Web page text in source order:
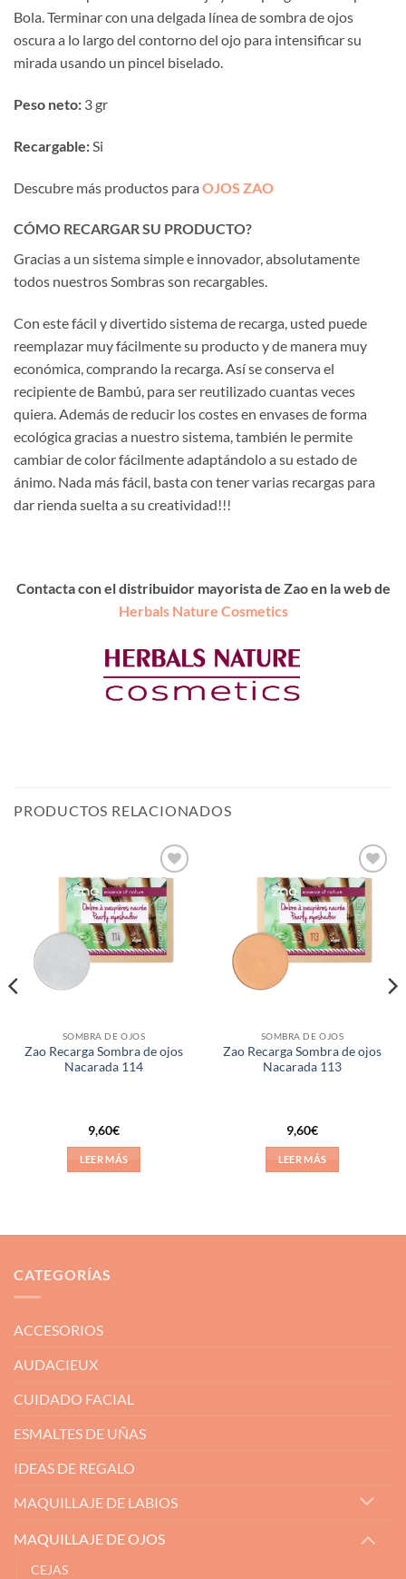
Bola. Terminar con una delgada línea de sombra de ojos
oscura a lo largo del contorno del ojo para intensificar su
mirada usando un pincel biselado.
Peso neto: 3 gr
Recargable:Si
Descubre más productos para OJOS ZAO
CÓMO RECARGAR SU PRODUCTO?
Gracias a un sistema simple e innovador, absolutamente
todos nuestros Sombras son recargables.
Con este fácil y divertido sistema de recarga, usted puede
reemplazar muy fácilmente su producto y de manera muy
económica, comprando la recarga. Así se conserva el
recipiente de Bambú, para ser reutilizado cuantas veces
quiera. Además de reducir los costes en envases de forma
ecológica gracias a nuestro sistema, también le permite
cambiar de color fácilmente adaptándolo a su estado de
ánimo. Nada más fácil, basta con tener varias recargas para
dar rienda suelta a su creatividad!!!
Contacta con el distribuidor mayorista de Zao en la web de
Herbals Nature Cosmetics
PRODUCTOS RELACIONADOS
Añadir
a la
lista de
deseos
SOMBRA DE OJOS
Zao Recarga Sombra de ojos
Nacarada 114
9,60€
LEER MÁS
Añadir
a la
lista de
deseos
SOMBRA DE OJOS
Zao Recarga Sombra de ojos
Nacarada 113
9,60€
LEER MÁS
CATEGORÍAS
ACCESORIOS
AUDACIEUX
CUIDADO FACIAL
ESMALTES DE UÑAS
IDEAS DE REGALO
MAQUILLAJE DE LABIOS
MAQUILLAJE DE OJOS
CEJAS